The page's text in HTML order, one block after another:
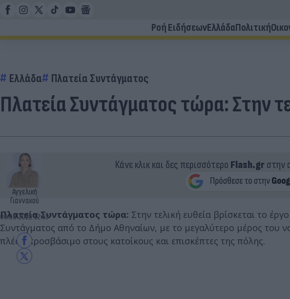
Ροή ΕιδήσεωνΕλλάδαΠολιτική
Ελλάδα Πλατεία Συντάγματος
Πλατεία Συντάγματος τώρα: Στην
Αγγελική
Γιαννακού
03.08.2022 12:53
Κάνε κλικ και δες περισσότερο Flash.grστην
Πλατεία Συντάγματος τώρα: Στην τελική ευθεία βρίσκεται το
Συντάγματος από το Δήμο Αθηναίων, με το μεγαλύτερο μέρος του
πλέον προσβάσιμο στους κατοίκους και επισκέπτες της πόλης.